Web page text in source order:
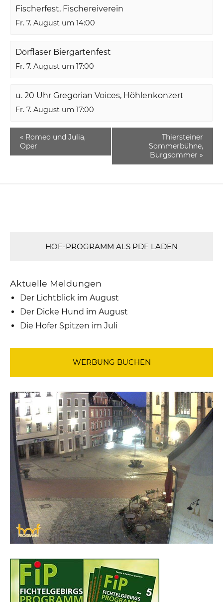
Fischerfest, Fischereiverein
Fr. 7. August um 14:00
Dörflaser Biergartenfest
Fr. 7. August um 17:00
u. 20 Uhr Gregorian Voices, Höhlenkonzert
Fr. 7. August um 17:00
« Romeo und Julia,
Oper
Thiersteiner
Sommerbühne,
Burgsommer »
HOF-PROGRAMM ALS PDF LADEN
Aktuelle Meldungen
Der Lichtblick im August
Der Dicke Hund im August
Die Hofer Spitzen im Juli
WERBUNG BUCHEN